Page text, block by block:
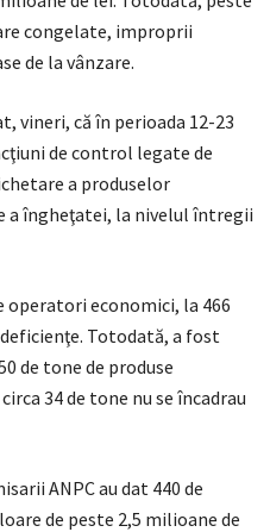
congelate, improprii
de la vânzare.
vineri, că în perioada 12-23
de control legate de
a produselor
a îngheţatei, la nivelul întregii
economici, la 466
Totodată, a fost
de tone de produse
34 de tone nu se încadrau
ANPC au dat 440 de
de peste 2,5 milioane de